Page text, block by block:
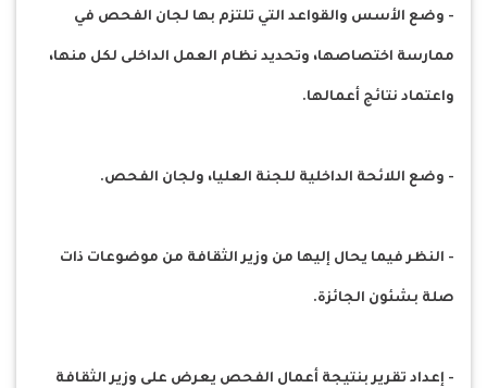
- وضع الأسس والقواعد التي تلتزم بها لجان الفحص في
ممارسة اختصاصها، وتحديد نظام العمل الداخلى لكل منها،
واعتماد نتائج أعمالها.
- وضع اللائحة الداخلية للجنة العليا، ولجان الفحص.
- النظر فيما يحال إليها من وزير الثقافة من موضوعات ذات
صلة بشئون الجائزة.
- إعداد تقرير بنتيجة أعمال الفحص يعرض على وزير الثقافة